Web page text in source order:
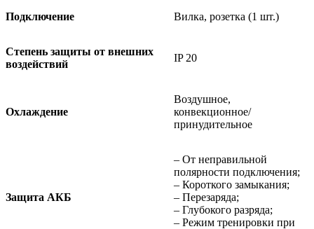
Подключение Вилка, розетка (1 шт.)
Степень защиты от внешних
воздействий
IP 20
Охлаждение
Воздушное,
конвекционное/
принудительное
Защита АКБ
– От неправильной
полярности подключения;
– Короткого замыкания;
– Перезаряда;
– Глубокого разряда;
– Режим тренировки при